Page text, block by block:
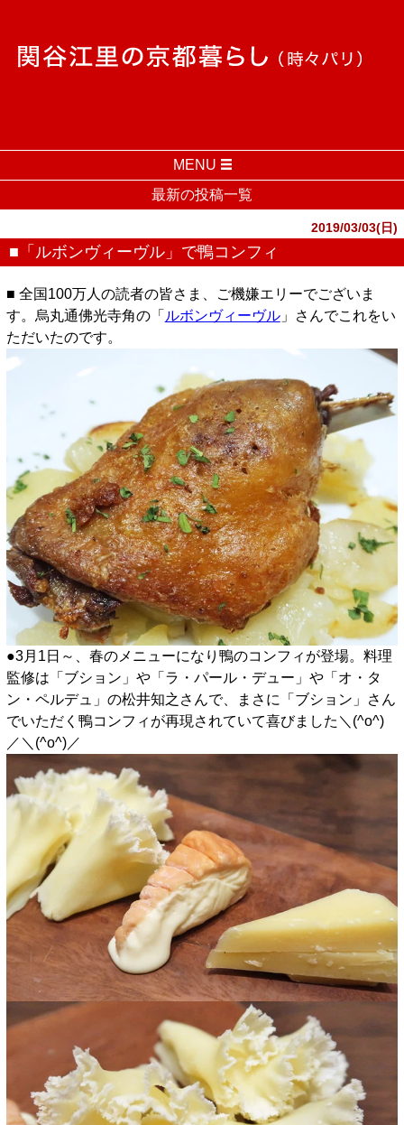
MENU
最新の投稿一覧
2019/03/03(日)
■「ルボンヴィーヴル」で鴨コンフィ
■ 全国100万人の読者の皆さま、ご機嫌エリーでございま
す。烏丸通佛光寺角の「 ルボンヴィーヴル」さんでこれをい
ただいたのです。
●3月1日～、春のメニューになり鴨のコンフィが登場。料理
監修は「ブション」や「ラ・パール・デュー」や「オ・タ
ン・ペルデュ」の松井知之さんで、まさに「ブション」さん
でいただく鴨コンフィが再現されていて喜びました＼(^o^)
／＼(^o^)／